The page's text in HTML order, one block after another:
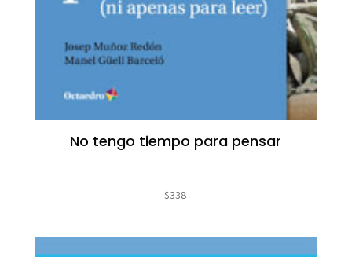
No tengo tiempo para pensar
$338